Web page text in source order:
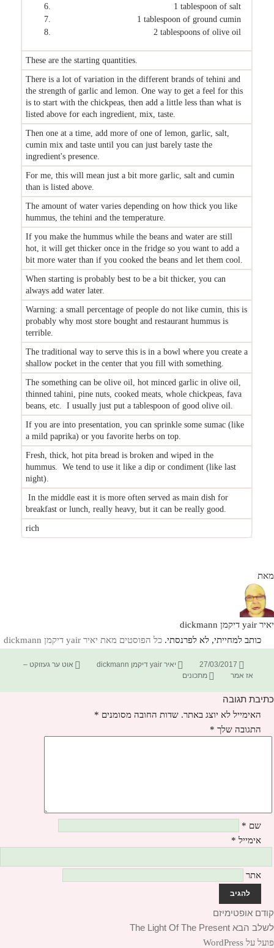
1 tablespoon of salt
1 tablespoon of ground cumin
2 tablespoons of olive oil
These are the starting quantities.
There is a lot of variation in the different brands of tehini and
the strength of garlic and lemon. One way to get a feel for this
is to start with the chickpeas, then add a little less than what is
listed above for each ingredient, mix, taste.
Then one at a time, add more of one of lemon, garlic, salt,
cumin mix and taste until you can just barely taste the
ingredient's presence.
For me, this will mean just a bit more garlic, salt and cumin
than is listed above.
The amount of water varies depending on how thick you like
hummus, the tehini and the temperature.
If you make the hummus while the beans and water are still
hot, it will get thicker once in the fridge so you want to add a
bit more water than if you cooked the beans and let them cool.
When starting is probably best to be a bit thicker, you can
always add water later.
Warning: a small percentage of people do not like cumin, this is
probably why most store bought and restaurant hummus is
terrible.
The traditional way to serve this is in a bowl where you create a
shallow pocket in the center that you fill with something.
The something can be olive oil, hot minced garlic in olive oil,
thinned tahini, pine nuts, cooked meats, whole chickpeas, fava
beans, etc. I usually just put a tablespoon of good olive oil.
If you are into presentation, you can sprinkle some sumac (like
a mild paprika) or you favorite herbs on top.
Fresh, thick, hot pita bread is broken and wiped in the
hummus. We tend to use it like a dip or condiment (like last
night).
In the middle east it is more often served as main dish for
breakfast or lunch, really heavy, but it can be really good.
rich
מאת
יאיר yair דיקמן dickmann
כותב למחייתי, לא לפרנסתי. כל הפוסטים מאת יאיר yair דיקמן dickmann‏
פורסם
בתאריך
27/03/2017 מחבר
יאיר yair דיקמן dickmann קטגוריות
אוט ער געזוקט –
אז אמר
תגיות
מתכונים
כתיבת תגובה
האימייל לא יוצג באתר. שדות החובה מסומנים *
התגובה שלך *
שם *
אימייל *
אתר
ניווט
קודם הפוסט
הקודם:
אופטימיזם
לשלב הבא הפוסט
הבא:
The Light Of The Present
פועל על WordPress